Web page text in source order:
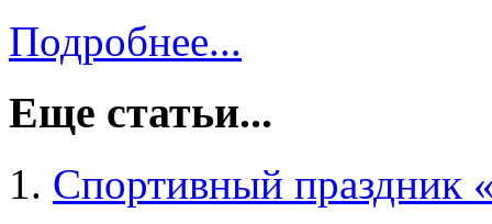
Подробнее...
Еще статьи...
Спортивный праздник